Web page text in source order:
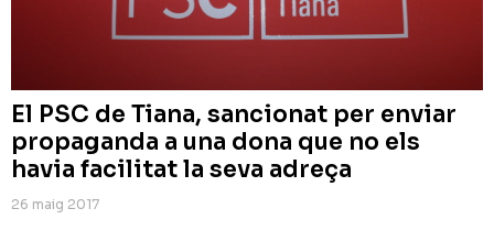
El PSC de Tiana, sancionat per enviar
propaganda a una dona que no els
havia facilitat la seva adreça
26 maig 2017